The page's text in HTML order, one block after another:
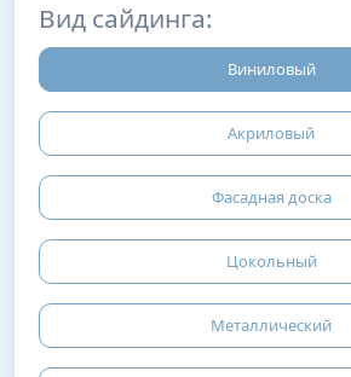
Вид сайдинга:
Виниловый
Акриловый
Фасадная доска
Цокольный
Металлический